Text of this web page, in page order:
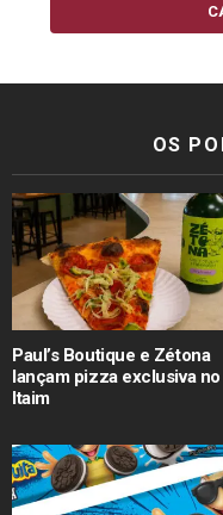
OS
Paul’s Boutique e Zétona
lançam pizza exclusiva no
Itaim